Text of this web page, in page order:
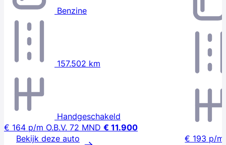
Benzine
157.502 km
Handgeschakeld
€ 164 p/m O.B.V. 72 MND € 11.900
Bekijk deze auto
€ 193 p/m